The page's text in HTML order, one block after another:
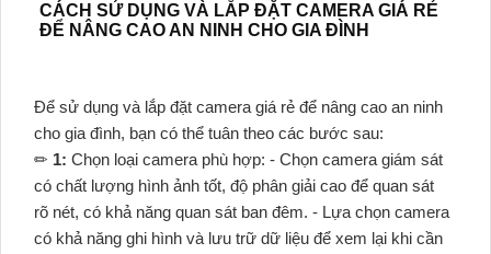
CÁCH SỬ DỤNG VÀ LẮP ĐẶT CAMERA GIÁ RẺ
ĐỂ NÂNG CAO AN NINH CHO GIA ĐÌNH
Để sử dụng và lắp đặt camera giá rẻ để nâng cao an ninh
cho gia đình, bạn có thể tuân theo các bước sau:
✏ 1: Chọn loại camera phù hợp: - Chọn camera giám sát
có chất lượng hình ảnh tốt, độ phân giải cao để quan sát
rõ nét, có khả năng quan sát ban đêm. - Lựa chọn camera
có khả năng ghi hình và lưu trữ dữ liệu để xem lại khi cần